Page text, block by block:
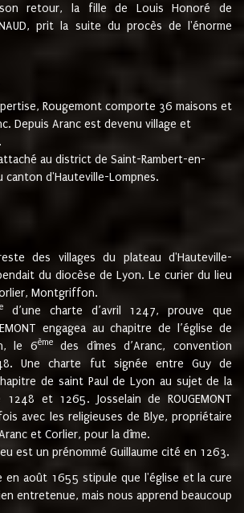
retour, la fille de Louis Honoré de
prit la suite du procès de l'énorme
Rougemont comporte 36 maisons et
Depuis Aranc est devenu village et
au district de Saint-Rambert-en-
canton d'Hauteville-Lompnes.
des villages du plateau d'Hauteville-
du diocèse de Lyon. Le curier du lieu
Montgriffon.
d’une charte d’avril 1247, prouve que
engagea au chapitre de l’église de
le 6èmedes dîmes d’Aranc, convention
Une charte fut signée entre Guy de
de saint Paul de Lyon au sujet de la
1248 et 1265. Josselain de ROUGEMONT
avec les religieuses de Blye, propriétaire
et Corlier, pour la dîme.
est un prénommé Guillaume cité en 1263.
en août 1655 stipule que l'église et la cure
entretenue, mais nous apprend beaucoup